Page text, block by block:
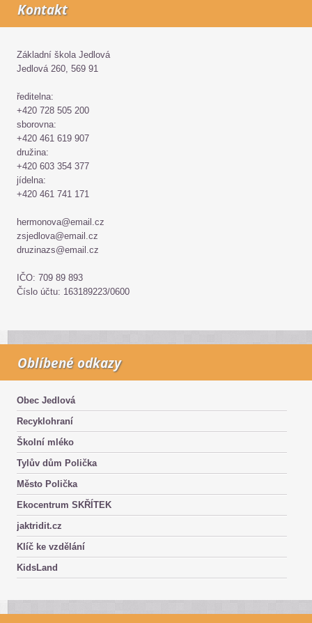
Kontakt
Základní škola Jedlová
Jedlová 260, 569 91
ředitelna:
+420 728 505 200
sborovna:
+420 461 619 907
družina:
+420 603 354 377
jídelna:
+420 461 741 171
hermonova@email.cz
zsjedlova@email.cz
druzinazs@email.cz
IČO: 709 89 893
Číslo účtu: 163189223/0600
Oblíbené odkazy
Obec Jedlová
Recyklohraní
Školní mléko
Tylův dům Polička
Město Polička
Ekocentrum SKŘÍTEK
jaktridit.cz
Klíč ke vzdělání
KidsLand